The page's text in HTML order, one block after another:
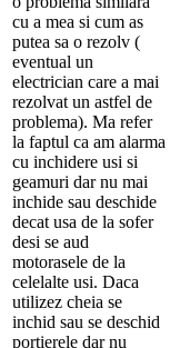
cu a mea si cum as
putea sa o rezolv (
eventual un
electrician care a mai
rezolvat un astfel de
problema). Ma refer
la faptul ca am alarma
cu inchidere usi si
geamuri dar nu mai
inchide sau deschide
decat usa de la sofer
desi se aud
motorasele de la
celelalte usi. Daca
utilizez cheia se
inchid sau se deschid
portierele dar nu